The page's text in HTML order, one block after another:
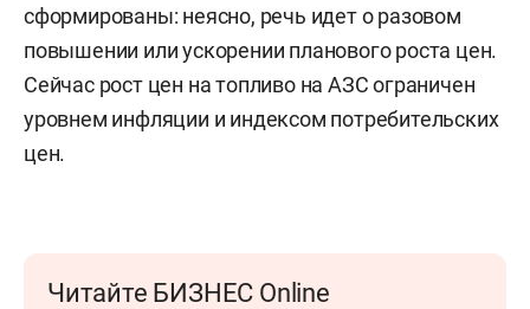
сформированы: неясно, речь идет о разовом
повышении или ускорении планового роста цен.
Сейчас рост цен на топливо на АЗС ограничен
уровнем инфляции и индексом потребительских
цен.
Читайте БИЗНЕС Online